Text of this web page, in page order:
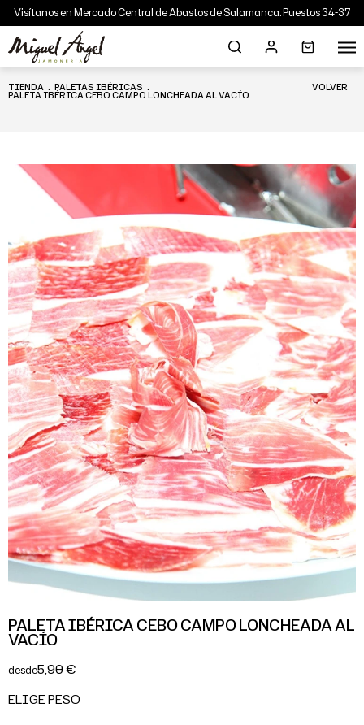
Visítanos en Mercado Central de Abastos de Salamanca. Puestos 34-37
TIENDA . PALETAS IBÉRICAS .
PALETA IBÉRICA CEBO CAMPO LONCHEADA AL VACÍO
VOLVER
PALETA IBÉRICA CEBO CAMPO LONCHEADA AL
VACÍO
desde5,90 €
ELIGE PESO